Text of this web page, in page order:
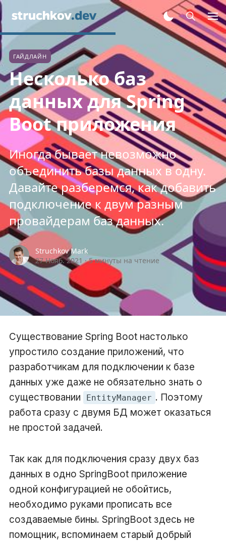
ГАЙДЛАЙН
Несколько баз
данных для Spring
Boot приложения
Иногда бывает невозможно
объединить базы данных в одну.
Давайте разберемся, как добавить
подключение к двум разным
провайдерам баз данных.
Struchkov Mark
27 Нояб. 2021 · 5 минуты на чтение
Существование Spring Boot настолько
упростило создание приложений, что
разработчикам для подключении к базе
данных уже даже не обязательно знать о
существовании
EntityManager . Поэтому
работа сразу с двумя БД может оказаться
не простой задачей.
Так как для подключения сразу двух баз
данных в одно SpringBoot приложение
одной конфигурацией не обойтись,
необходимо руками прописать все
создаваемые бины. SpringBoot здесь не
помощник, вспоминаем старый добрый